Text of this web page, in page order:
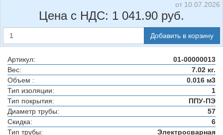
от 10.07.2026
Цена с НДС: 1 041.90 руб.
Добавить в корзину
Артикул:
01-00000013
Вес:
7.02 кг.
Объем :
0.016 м3
Тип изоляции:
1
Тип покрытия:
ППУ-ПЭ
Диаметр трубы:
57
Скидка:
6
Тип трубы:
Электросварная